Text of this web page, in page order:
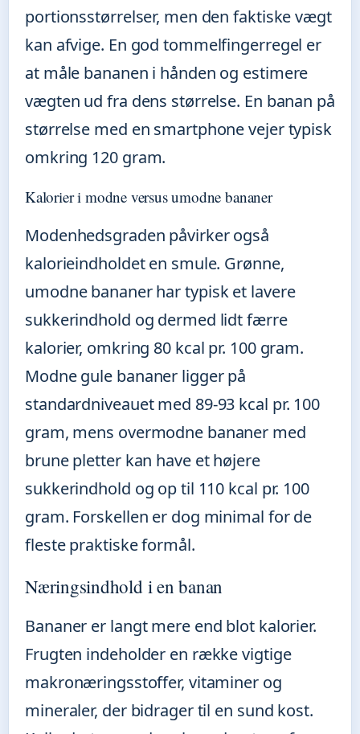
portionsstørrelser, men den faktiske vægt
kan afvige. En god tommelfingerregel er
at måle bananen i hånden og estimere
vægten ud fra dens størrelse. En banan på
størrelse med en smartphone vejer typisk
omkring 120 gram.
Kalorier i modne versus umodne bananer
Modenhedsgraden påvirker også
kalorieindholdet en smule. Grønne,
umodne bananer har typisk et lavere
sukkerindhold og dermed lidt færre
kalorier, omkring 80 kcal pr. 100 gram.
Modne gule bananer ligger på
standardniveauet med 89-93 kcal pr. 100
gram, mens overmodne bananer med
brune pletter kan have et højere
sukkerindhold og op til 110 kcal pr. 100
gram. Forskellen er dog minimal for de
fleste praktiske formål.
Næringsindhold i en banan
Bananer er langt mere end blot kalorier.
Frugten indeholder en række vigtige
makronæringsstoffer, vitaminer og
mineraler, der bidrager til en sund kost.